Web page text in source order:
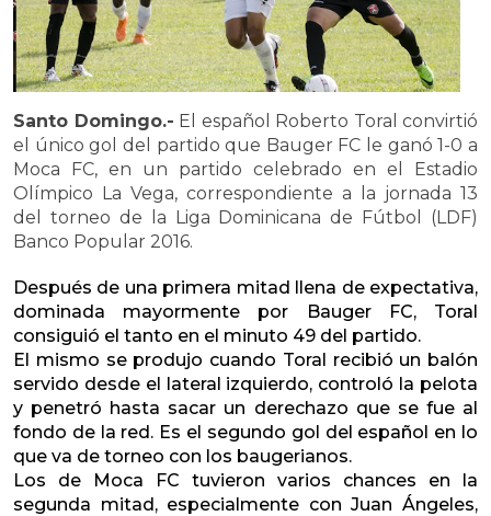
Santo Domingo.- El español Roberto Toral convirtió
el único gol del partido que Bauger FC le ganó 1-0 a
Moca FC, en un partido celebrado en el Estadio
Olímpico La Vega, correspondiente a la jornada 13
del torneo de la Liga Dominicana de Fútbol (LDF)
Banco Popular 2016.
Después de una primera mitad llena de expectativa,
dominada mayormente por Bauger FC, Toral
consiguió el tanto en el minuto 49 del partido.
El mismo se produjo cuando Toral recibió un balón
servido desde el lateral izquierdo, controló la pelota
y penetró hasta sacar un derechazo que se fue al
fondo de la red. Es el segundo gol del español en lo
que va de torneo con los baugerianos.
Los de Moca FC tuvieron varios chances en la
segunda mitad, especialmente con Juan Ángeles,